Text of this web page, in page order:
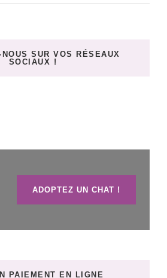
NOUS SUR VOS RÉSEAUX
SOCIAUX !
ADOPTEZ UN CHAT !
PAIEMENT EN LIGNE